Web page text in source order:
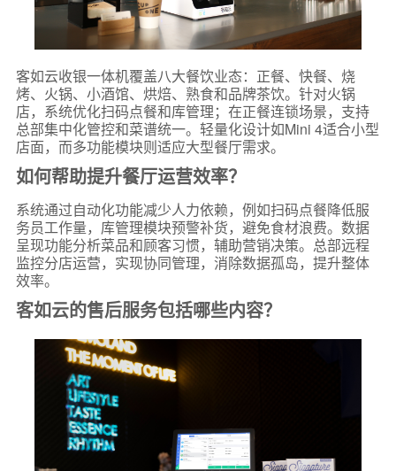
客如云收银一体机覆盖八大餐饮业态：正餐、快餐、烧
烤、火锅、小酒馆、烘焙、熟食和品牌茶饮。针对火锅
店，系统优化扫码点餐和库管理；在正餐连锁场景，支持
总部集中化管控和菜谱统一。轻量化设计如Mini 4适合小型
店面，而多功能模块则适应大型餐厅需求。
如何帮助提升餐厅运营效率？
系统通过自动化功能减少人力依赖，例如扫码点餐降低服
务员工作量，库管理模块预警补货，避免食材浪费。数据
呈现功能分析菜品和顾客习惯，辅助营销决策。总部远程
监控分店运营，实现协同管理，消除数据孤岛，提升整体
效率。
客如云的售后服务包括哪些内容？